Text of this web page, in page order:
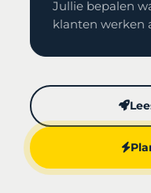
Jullie bepalen
klanten werken